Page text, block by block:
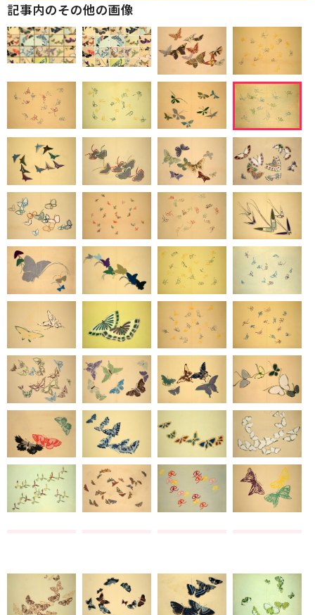
記事内のその他の画像